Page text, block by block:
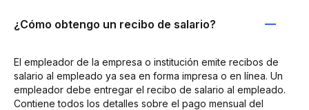
¿Cómo obtengo un recibo de salario?
El empleador de la empresa o institución emite recibos de
salario al empleado ya sea en forma impresa o en línea. Un
empleador debe entregar el recibo de salario al empleado.
Contiene todos los detalles sobre el pago mensual del